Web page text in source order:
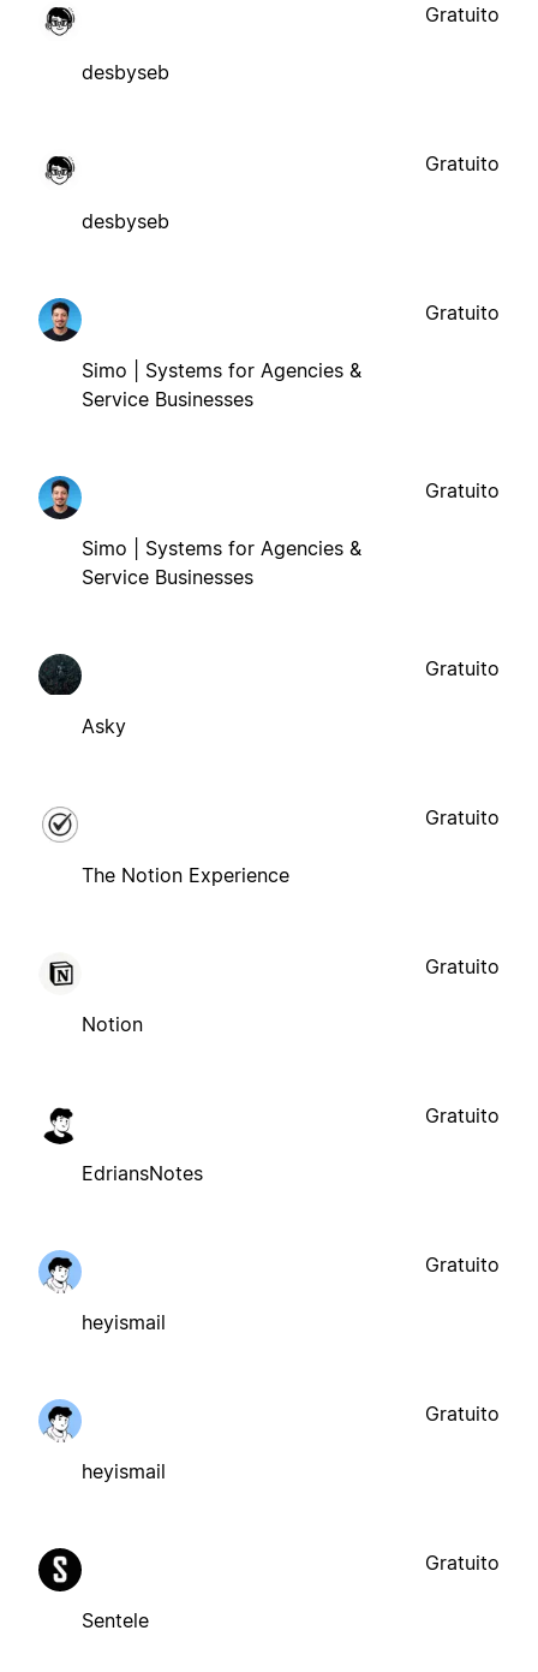
desbyseb
Gratuito
desbyseb
Gratuito
Simo | Systems for Agencies &
Service Businesses
Gratuito
Simo | Systems for Agencies &
Service Businesses
Gratuito
Asky
Gratuito
The Notion Experience
Gratuito
Notion
Gratuito
EdriansNotes
Gratuito
heyismail
Gratuito
heyismail
Gratuito
Sentele
Gratuito